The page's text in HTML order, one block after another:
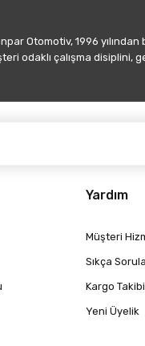
Otomotiv, 1996
odaklı çalışma disiplini,
Yardım
Müşteri
Sıkça
Kargo Takibi
Yeni Üyelik